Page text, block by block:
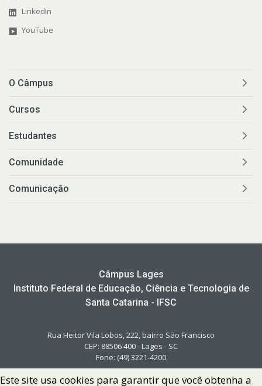
LinkedIn
YouTube
O Câmpus
Cursos
Estudantes
Comunidade
Comunicação
Câmpus Lages
Instituto Federal de Educação, Ciência e Tecnologia de
Santa Catarina - IFSC
Rua Heitor Vila Lobos, 222, bairro São Francisco
CEP: 88506 400 - Lages - SC
Fone: (49) 3221-4200
Este site usa cookies para garantir que você obtenha a